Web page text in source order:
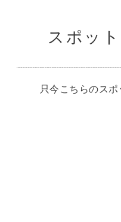
スポッ
只今こちらのス